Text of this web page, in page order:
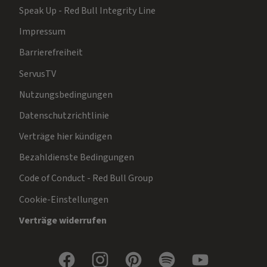
Speak Up - Red Bull Integrity Line
Impressum
Barrierefreiheit
ServusTV
Nutzungsbedingungen
Datenschutzrichtlinie
Verträge hier kündigen
Bezahldienste Bedingungen
Code of Conduct - Red Bull Group
Cookie-Einstellungen
Verträge widerrufen